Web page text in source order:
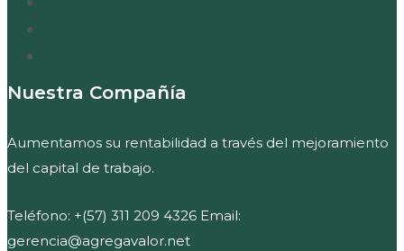
Nuestra Compañía
Aumentamos su rentabilidad a través del mejoramiento
del capital de trabajo.
Teléfono: +(57) 311 209 4326 Email:
gerencia@agregavalor.net